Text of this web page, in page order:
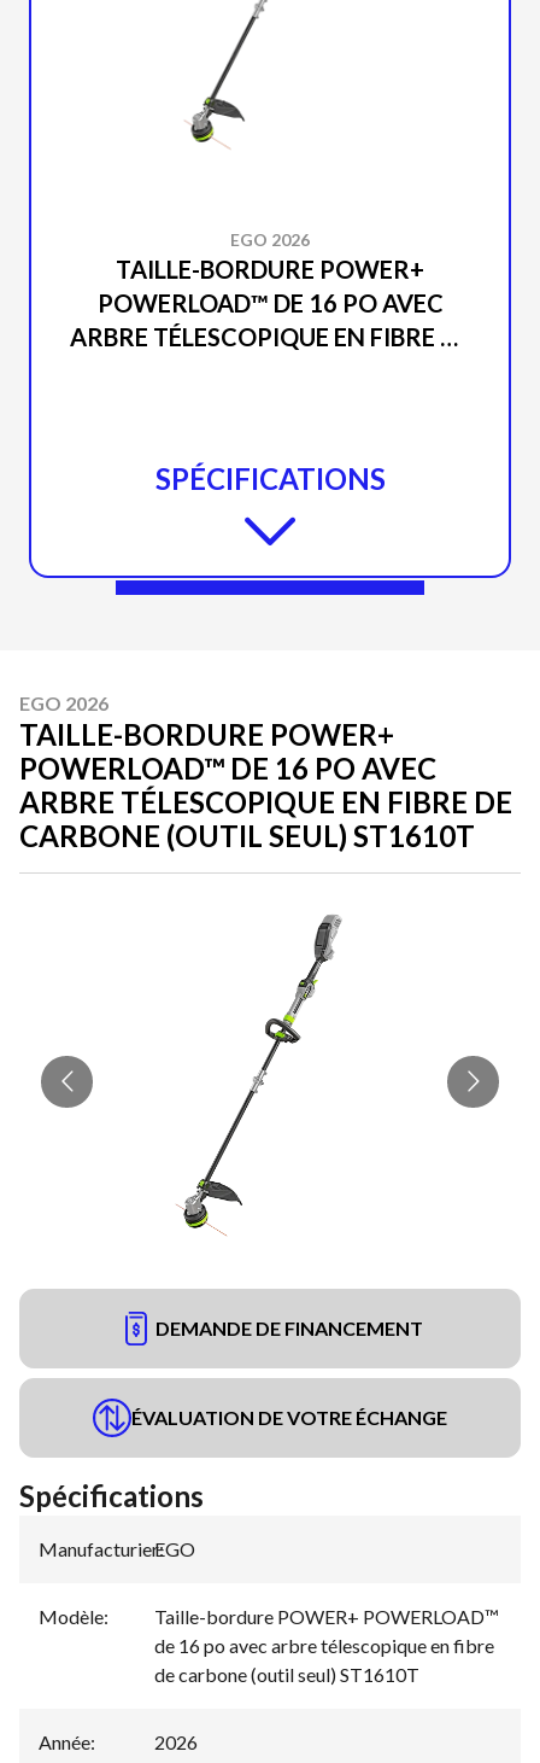
EGO 2026
TAILLE-BORDURE POWER+
POWERLOAD™ DE 16 PO AVEC
ARBRE TÉLESCOPIQUE EN FIBRE DE
SPÉCIFICATIONS
EGO 2026
TAILLE-BORDURE POWER+
POWERLOAD™ DE 16 PO AVEC
ARBRE TÉLESCOPIQUE EN FIBRE DE
CARBONE (OUTIL SEUL) ST1610T
DEMANDE DE FINANCEMENT
ÉVALUATION DE VOTRE ÉCHANGE
Spécifications
Manufacturier:
EGO
Modèle:
Taille-bordure POWER+ POWERLOAD™
de 16 po avec arbre télescopique en fibre
de carbone (outil seul) ST1610T
Année: 2026